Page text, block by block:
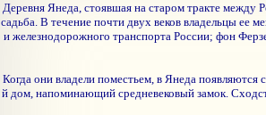
Деревня Янеда, стоявшая на старом тракте между
садьба. В течение почти двух веков владельцы ее
и железнодорожного транспорта России; фон
Когда они владели поместьем, в Янеда
й дом, напоминающий средневековый замок.